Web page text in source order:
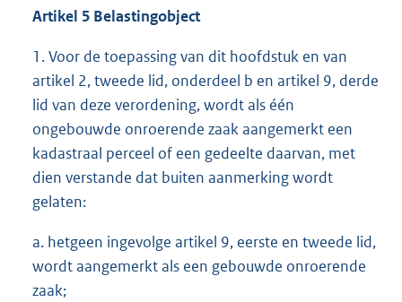
Artikel 5 Belastingobject
1. Voor de toepassing van dit hoofdstuk en van
artikel 2, tweede lid, onderdeel b en artikel 9, derde
lid van deze verordening, wordt als één
ongebouwde onroerende zaak aangemerkt een
kadastraal perceel of een gedeelte daarvan, met
dien verstande dat buiten aanmerking wordt
gelaten:
a. hetgeen ingevolge artikel 9, eerste en tweede lid,
wordt aangemerkt als een gebouwde onroerende
zaak;